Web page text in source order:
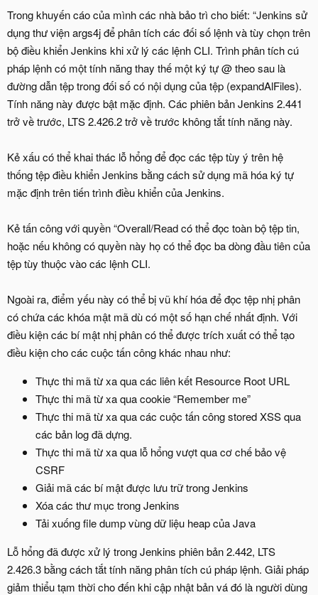
Trong khuyến cáo của mình các nhà bảo trì cho biết: “Jenkins sử
dụng thư viện args4j để phân tích các đối số lệnh và tùy chọn trên
bộ điều khiển Jenkins khi xử lý các lệnh CLI. Trình phân tích cú
pháp lệnh có một tính năng thay thế một ký tự @ theo sau là
đường dẫn tệp trong đối số có nội dụng của tệp (expandAlFiles).
Tính năng này được bật mặc định. Các phiên bản Jenkins 2.441
trở về trước, LTS 2.426.2 trở về trước không tắt tính năng này.
Kẻ xấu có thể khai thác lỗ hổng để đọc các tệp tùy ý trên hệ
thống tệp điều khiển Jenkins bằng cách sử dụng mã hóa ký tự
mặc định trên tiến trình điều khiển của Jenkins.
Kẻ tấn công với quyền “Overall/Read có thể đọc toàn bộ tệp tin,
hoặc nếu không có quyền này họ có thể đọc ba dòng đầu tiên của
tệp tùy thuộc vào các lệnh CLI.
Ngoài ra, điểm yếu này có thể bị vũ khí hóa để đọc tệp nhị phân
có chứa các khóa mật mã dù có một số hạn chế nhất định. Với
điều kiện các bí mật nhị phân có thể được trích xuất có thể tạo
điều kiện cho các cuộc tấn công khác nhau như:
Thực thi mã từ xa qua các liên kết Resource Root URL
Thực thi mã từ xa qua cookie “Remember me”
Thực thi mã từ xa qua các cuộc tấn công stored XSS qua
các bản log đã dựng.
Thực thi mã từ xa qua lỗ hổng vượt qua cơ chế bảo vệ
CSRF
Giải mã các bí mật được lưu trữ trong Jenkins
Xóa các thư mục trong Jenkins
Tải xuống file dump vùng dữ liệu heap của Java
Lỗ hổng đã được xử lý trong Jenkins phiên bản 2.442, LTS
2.426.3 bằng cách tắt tính năng phân tích cú pháp lệnh. Giải pháp
giảm thiểu tạm thời cho đến khi cập nhật bản vá đó là người dùng